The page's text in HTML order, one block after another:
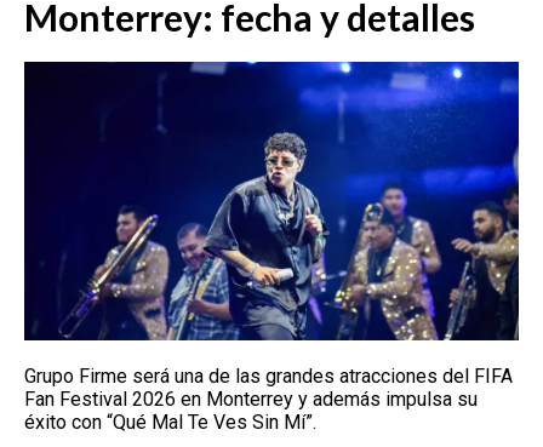
EMISIÓN 7:00 PM
Monterrey: fecha y detalles
Grupo Firme será una de las grandes atracciones del FIFA
Fan Festival 2026 en Monterrey y además impulsa su
éxito con “Qué Mal Te Ves Sin Mí”.